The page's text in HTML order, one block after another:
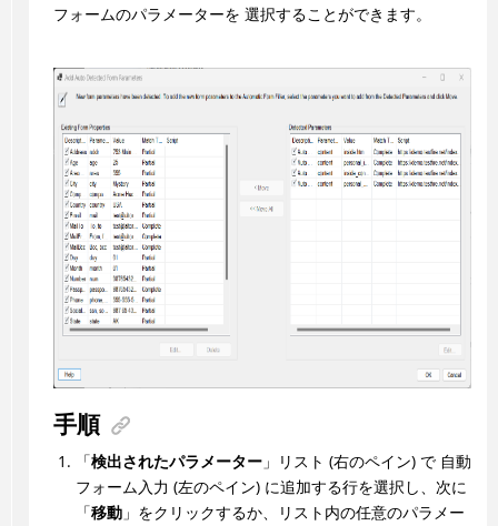
フォームのパラメーターを 選択することができます。
手順
「検出されたパラメーター」リスト (右のペイン) で 自動
フォーム入力 (左のペイン) に追加する行を選択し、次に
「移動」をクリックするか、リスト内の任意のパラメー